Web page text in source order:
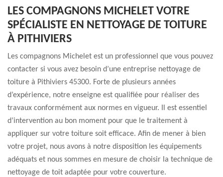
LES COMPAGNONS MICHELET VOTRE
SPÉCIALISTE EN NETTOYAGE DE TOITURE
À PITHIVIERS
Les compagnons Michelet est un professionnel que vous pouvez
contacter si vous avez besoin d’une entreprise nettoyage de
toiture à Pithiviers 45300. Forte de plusieurs années
d’expérience, notre enseigne est qualifiée pour réaliser des
travaux conformément aux normes en vigueur. Il est essentiel
d’intervention au bon moment pour que le traitement à
appliquer sur votre toiture soit efficace. Afin de mener à bien
votre projet, nous avons à notre disposition les équipements
adéquats et nous sommes en mesure de choisir la technique de
nettoyage de toit adaptée pour votre couverture.